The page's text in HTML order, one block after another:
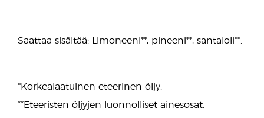
Saattaa sisältää: Limoneeni**, pineeni**, santaloli**.
*Korkealaatuinen eteerinen öljy.
**Eteeristen öljyjen luonnolliset ainesosat.